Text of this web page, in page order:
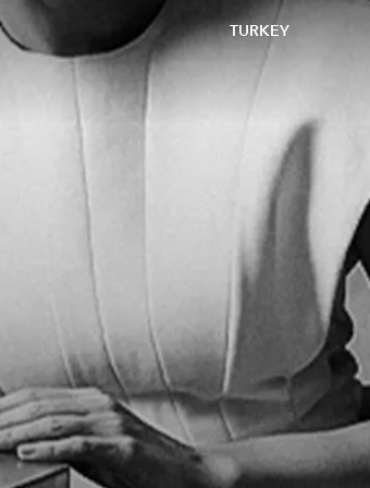
TURKEY